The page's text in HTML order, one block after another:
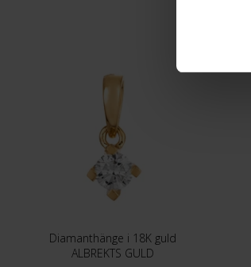
Diamanthänge i 18K guld
ALBREKTS GULD